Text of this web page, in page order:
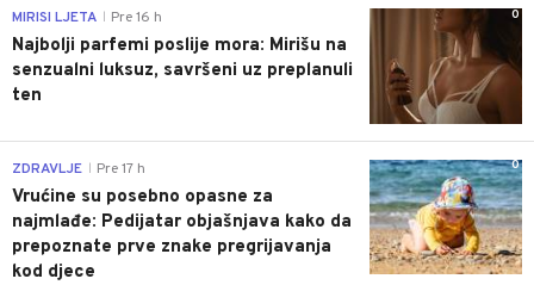
0
MIRISI LJETA Pre 16 h
Najbolji parfemi poslije mora: Mirišu na
senzualni luksuz, savršeni uz preplanuli
ten
0
ZDRAVLJE Pre 17 h
Vrućine su posebno opasne za
najmlađe: Pedijatar objašnjava kako da
prepoznate prve znake pregrijavanja
kod djece